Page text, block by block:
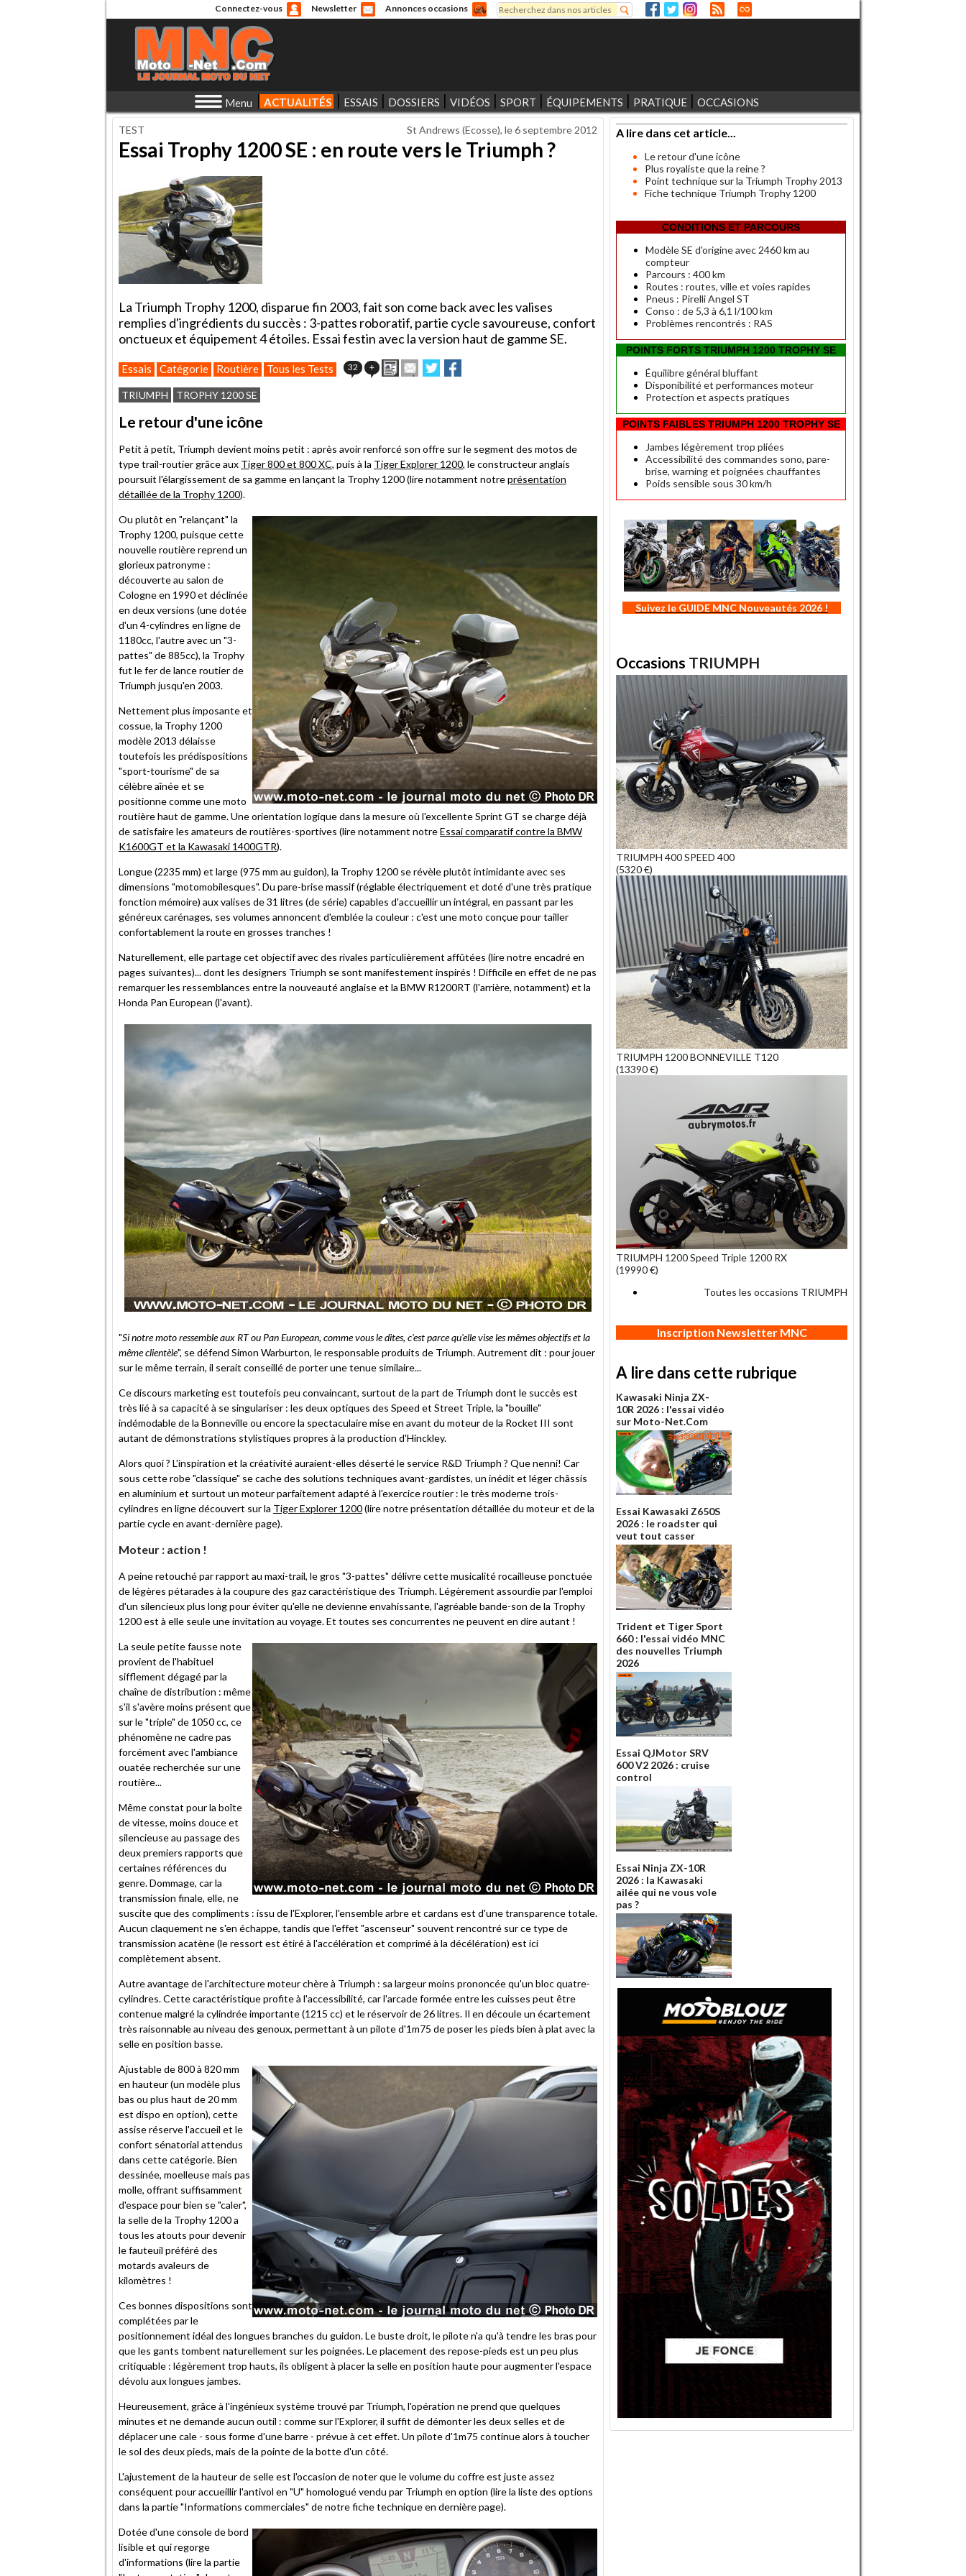
Connectez-vous Newsletter Annonces occasions
Formulaire de recherche
Rechercher
Menu ACTUALITÉS ESSAIS DOSSIERS VIDÉOS SPORT ÉQUIPEMENTS PRATIQUE OCCASIONS
TEST St Andrews (Ecosse), le6 septembre 2012
Essai Trophy 1200 SE : en route vers le Triumph ?
La Triumph Trophy 1200, disparue fin 2003, fait son come back avec les valises
remplies d'ingrédients du succès : 3-pattes roboratif, partie cycle savoureuse, confort
onctueux et équipement 4 étoiles. Essai festin avec la version haut de gamme SE.
Essais Catégorie Routière Tous les Tests 32 + ImprimerEnvoyer
cet
Partager
sur
sur
TRIUMPH TROPHY 1200 SE
Le retour d'une icône
Petit à petit, Triumph devient moins petit : après avoir renforcé son offre sur le segment des motos de
type trail-routier grâce aux Tiger 800 et 800 XC, puis à la Tiger Explorer 1200, le constructeur anglais
poursuit l'élargissement de sa gamme en lançant la Trophy 1200 (lire notamment notreprésentation
détaillée de la Trophy 1200).
Ou plutôt en "relançant" la
Trophy 1200, puisque cette
nouvelle routière reprend un
glorieux patronyme :
découverte au salon de
Cologne en 1990 et déclinée
en deux versions (une dotée
d'un 4-cylindres en ligne de
1180cc, l'autre avec un "3-
pattes" de 885cc), la Trophy
fut le fer de lance routier de
Triumph jusqu'en 2003.
Nettement plus imposante et
cossue, la Trophy 1200
modèle 2013 délaisse
toutefois les prédispositions
"sport-tourisme" de sa
célèbre aînée et se
positionne comme une moto
routière haut de gamme. Une orientation logique dans la mesure où l'excellente Sprint GT se charge déjà
de satisfaire les amateurs de routières-sportives (lire notamment notreEssai comparatif contre la BMW
K1600GT et la Kawasaki 1400GTR).
Longue (2235 mm) et large (975 mm au guidon), la Trophy 1200 se révèle plutôt intimidante avec ses
dimensions "motomobilesques". Du pare-brise massif (réglable électriquement et doté d'une très pratique
fonction mémoire) aux valises de 31 litres (de série) capables d'accueillir un intégral, en passant par les
généreux carénages, ses volumes annoncent d'emblée la couleur : c'est une moto conçue pour tailler
confortablement la route en grosses tranches !
Naturellement, elle partage cet objectif avec des rivales particulièrement affûtées (lire notre encadré en
pages suivantes)... dont les designers Triumph se sont manifestement inspirés ! Difficile en effet de ne pas
remarquer les ressemblances entre la nouveauté anglaise et la BMW R1200RT (l'arrière, notamment) et la
Honda Pan European (l'avant).
"Si notre moto ressemble aux RT ou Pan European, comme vous le dites, c'est parce qu'elle vise les mêmes objectifs et la
même clientèle", se défend Simon Warburton, le responsable produits de Triumph. Autrement dit : pour jouer
sur le même terrain, il serait conseillé de porter une tenue similaire...
Ce discours marketing est toutefois peu convaincant, surtout de la part de Triumph dont le succès est
très lié à sa capacité à se singulariser : les deux optiques des Speed et Street Triple, la "bouille"
indémodable de la Bonneville ou encore la spectaculaire mise en avant du moteur de la Rocket III sont
autant de démonstrations stylistiques propres à la production d'Hinckley.
Alors quoi ? L'inspiration et la créativité auraient-elles déserté le service R&D Triumph ? Que nenni! Car
sous cette robe "classique" se cache des solutions techniques avant-gardistes, un inédit et léger châssis
en aluminium et surtout un moteur parfaitement adapté à l'exercice routier : le très moderne trois-
cylindres en ligne découvert sur la Tiger Explorer 1200(lire notre présentation détaillée du moteur et de la
partie cycle en avant-dernière page).
Moteur : action !
A peine retouché par rapport au maxi-trail, le gros "3-pattes" délivre cette musicalité rocailleuse ponctuée
de légères pétarades à la coupure des gaz caractéristique des Triumph. Légèrement assourdie par l'emploi
d'un silencieux plus long pour éviter qu'elle ne devienne envahissante, l'agréable bande-son de la Trophy
1200 est à elle seule une invitation au voyage. Et toutes ses concurrentes ne peuvent en dire autant !
La seule petite fausse note
provient de l'habituel
sifflement dégagé par la
chaîne de distribution : même
s'il s'avère moins présent que
sur le "triple" de 1050 cc, ce
phénomène ne cadre pas
forcément avec l'ambiance
ouatée recherchée sur une
routière...
Même constat pour la boîte
de vitesse, moins douce et
silencieuse au passage des
deux premiers rapports que
certaines références du
genre. Dommage, car la
transmission finale, elle, ne
suscite que des compliments : issu de l'Explorer, l'ensemble arbre et cardans est d'une transparence totale.
Aucun claquement ne s'en échappe, tandis que l'effet "ascenseur" souvent rencontré sur ce type de
transmission acatène (le ressort est étiré à l'accélération et comprimé à la décélération) est ici
complètement absent.
Autre avantage de l'architecture moteur chère à Triumph : sa largeur moins prononcée qu'un bloc quatre-
cylindres. Cette caractéristique profite à l'accessibilité, car l'arcade formée entre les cuisses peut être
contenue malgré la cylindrée importante (1215 cc) et le réservoir de 26 litres. Il en découle un écartement
très raisonnable au niveau des genoux, permettant à un pilote d'1m75 de poser les pieds bien à plat avec la
selle en position basse.
Ajustable de 800 à 820 mm
en hauteur (un modèle plus
bas ou plus haut de 20 mm
est dispo en option), cette
assise réserve l'accueil et le
confort sénatorial attendus
dans cette catégorie. Bien
dessinée, moelleuse mais pas
molle, offrant suffisamment
d'espace pour bien se "caler",
la selle de la Trophy 1200 a
tous les atouts pour devenir
le fauteuil préféré des
motards avaleurs de
kilomètres !
Ces bonnes dispositions sont
complétées par le
positionnement idéal des longues branches du guidon. Le buste droit, le pilote n'a qu'à tendre les bras pour
que les gants tombent naturellement sur les poignées. Le placement des repose-pieds est un peu plus
critiquable : légèrement trop hauts, ils obligent à placer la selle en position haute pour augmenter l'espace
dévolu aux longues jambes.
Heureusement, grâce à l'ingénieux système trouvé par Triumph, l'opération ne prend que quelques
minutes et ne demande aucun outil : comme sur l'Explorer, il suffit de démonter les deux selles et de
déplacer une cale - sous forme d'une barre - prévue à cet effet. Un pilote d'1m75 continue alors à toucher
le sol des deux pieds, mais de la pointe de la botte d'un côté.
L'ajustement de la hauteur de selle est l'occasion de noter que le volume du coffre est juste assez
conséquent pour accueillir l'antivol en "U" homologué vendu par Triumph en option (lire la liste des options
dans la partie "Informations commerciales" de notre fiche technique en dernière page).
Dotée d'une console de bord
lisible et qui regorge
d'informations (lire la partie
A lire dans cet article...
Le retour d'une icône
Plus royaliste que la reine ?
Point technique sur la Triumph Trophy 2013
Fiche technique Triumph Trophy 1200
CONDITIONS ET PARCOURS
Modèle SE d'origine avec 2460 km au
compteur
Parcours : 400 km
Routes : routes, ville et voies rapides
Pneus : Pirelli Angel ST
Conso : de 5,3 à 6,1 l/100 km
Problèmes rencontrés : RAS
POINTS FORTS TRIUMPH 1200 TROPHY SE
Équilibre général bluffant
Disponibilité et performances moteur
Protection et aspects pratiques
POINTS FAIBLES TRIUMPH 1200 TROPHY SE
Jambes légèrement trop pliées
Accessibilité des commandes sono, pare-
brise, warning et poignées chauffantes
Poids sensible sous 30 km/h
Suivez le GUIDE MNC Nouveautés 2026 !
Occasions TRIUMPH
TRIUMPH 400 SPEED 400
(5320 €)
TRIUMPH 1200 BONNEVILLE T120
(13390 €)
TRIUMPH 1200 Speed Triple 1200 RX
(19990 €)
Toutes les occasions TRIUMPH
Inscription Newsletter MNC
A lire dans cette rubrique
Kawasaki Ninja ZX-
10R 2026 : l'essai vidéo
sur Moto-Net.Com
Essai Kawasaki Z650S
2026 : le roadster qui
veut tout casser
Trident et Tiger Sport
660 : l'essai vidéo MNC
des nouvelles Triumph
2026
Essai QJMotor SRV
600 V2 2026 : cruise
control
Essai Ninja ZX-10R
2026 : la Kawasaki
ailée qui ne vous vole
pas ?